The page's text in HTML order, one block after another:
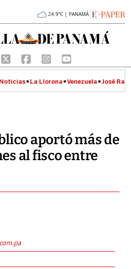
24.9°C | PANAMÁ
La Llorona Venezuela José
aportó más de
al fisco entre